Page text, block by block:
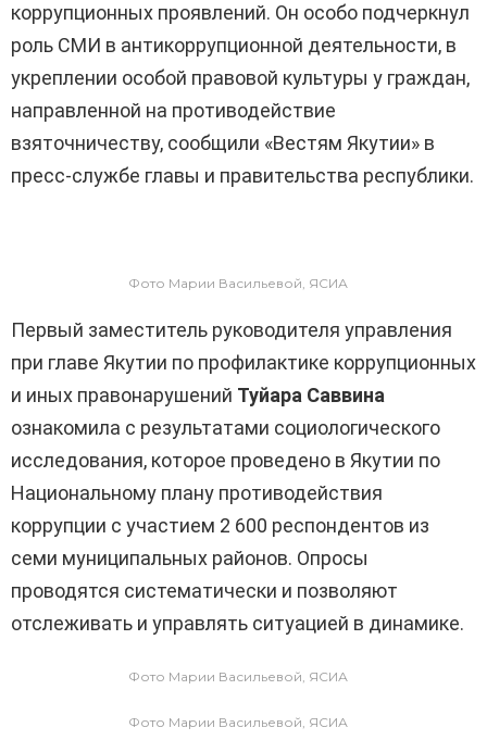
коррупционных проявлений. Он особо подчеркнул
роль СМИ в антикоррупционной деятельности, в
укреплении особой правовой культуры у граждан,
направленной на противодействие
взяточничеству, сообщили «Вестям Якутии» в
пресс-службе главы и правительства республики.
Фото Марии Васильевой, ЯСИА
Первый заместитель руководителя управления
при главе Якутии по профилактике коррупционных
и иных правонарушений Туйара Саввина
ознакомила с результатами социологического
исследования, которое проведено в Якутии по
Национальному плану противодействия
коррупции с участием 2 600 респондентов из
семи муниципальных районов. Опросы
проводятся систематически и позволяют
отслеживать и управлять ситуацией в динамике.
Фото Марии Васильевой, ЯСИА
Фото Марии Васильевой, ЯСИА